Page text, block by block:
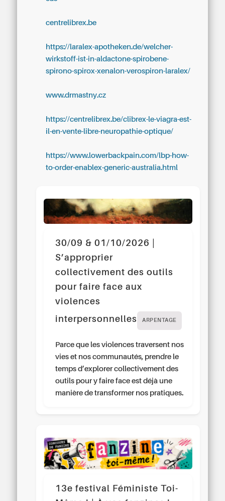
centrelibrex.be
https://laralex-apotheken.de/welcher-
wirkstoff-ist-in-aldactone-spirobene-
spirono-spirox-xenalon-verospiron-laralex/
www.drmastny.cz
https://centrelibrex.be/clibrex-le-viagra-est-
il-en-vente-libre-neuropathie-optique/
https://www.lowerbackpain.com/lbp-how-
to-order-enablex-generic-australia.html
30/09 & 01/10/2026 |
S’approprier
collectivement des outils
pour faire face aux
violences
interpersonnelles
ARPENTAGE
Parce que les violences traversent nos
vies et nos communautés, prendre le
temps d’explorer collectivement des
outils pour y faire face est déjà une
manière de transformer nos pratiques.
13e festival Féministe Toi-